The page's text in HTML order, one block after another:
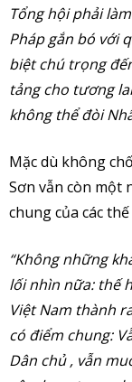
Tổng hội phải
Pháp gắn bó với
biệt chú trọng
tảng cho tương
không thể đòi
Mặc dù không
Sơn vẫn còn một
chung của các
“Không những
lối nhìn nữa: thế
Việt Nam thành
có điểm chung:
Dân chủ , vẫn